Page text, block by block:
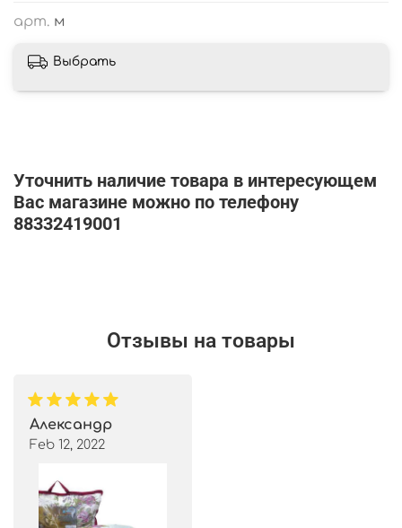
арт. м
Выбрать
Уточнить наличие товара в интересующем
Вас магазине можно по телефону
88332419001
Отзывы на товары
Александр
Feb 12, 2022